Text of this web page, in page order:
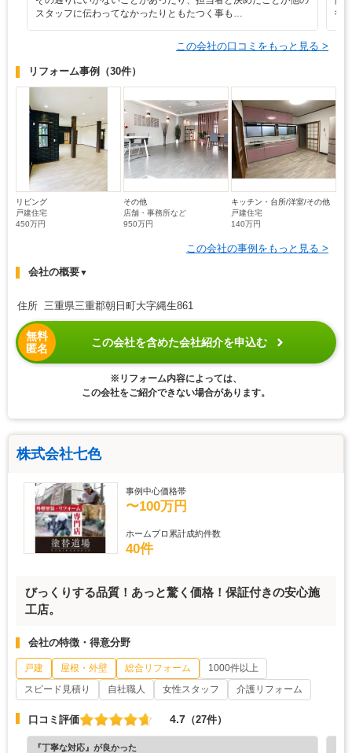
スタッフに伝わってなかったりともたつく事も…
行
この会社の口コミをもっと見る >
リフォーム事例 （30件）
リビング
戸建住宅
450万円
その他
店舗・事務所など
950万円
キッチン・台所/洋室/その他
戸建住宅
140万円
この会社の事例をもっと見る >
会社の概要▼
住所 三重県三重郡朝日町大字縄生861
無料
匿名
この会社を含めた会社紹介を申込む
※リフォーム内容によっては、
この会社をご紹介できない場合があります。
株式会社七色
事例中心価格帯
〜100万円
ホームプロ累計成約件数
40件
びっくりする品質！あっと驚く価格！保証付きの安心施
工店。
会社の特徴・得意分野
戸建 屋根・外壁 総合リフォーム
1000件以上
スピード見積り
自社職人 女性スタッフ 介護リフォーム
口コミ評価 4.7 （27件）
『丁寧な対応』が良かった